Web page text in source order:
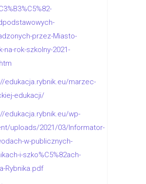
przez-Miasto-
na-rok-szkolny-2021-
m
edukacja.rybnik.eu/marzec-
edukacji/
edukacja.rybnik.eu/wp-
uploads/2021/03/Informator-
w-publicznych-
i-szko%C5%82ach-
Rybnika.pdf